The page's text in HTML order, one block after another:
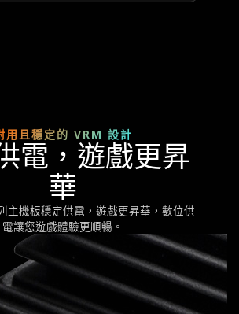
用且穩定的 VRM 設計
電，遊戲更昇
華
主機板穩定供電，遊戲更昇華，數位供
電讓您遊戲體驗更順暢。